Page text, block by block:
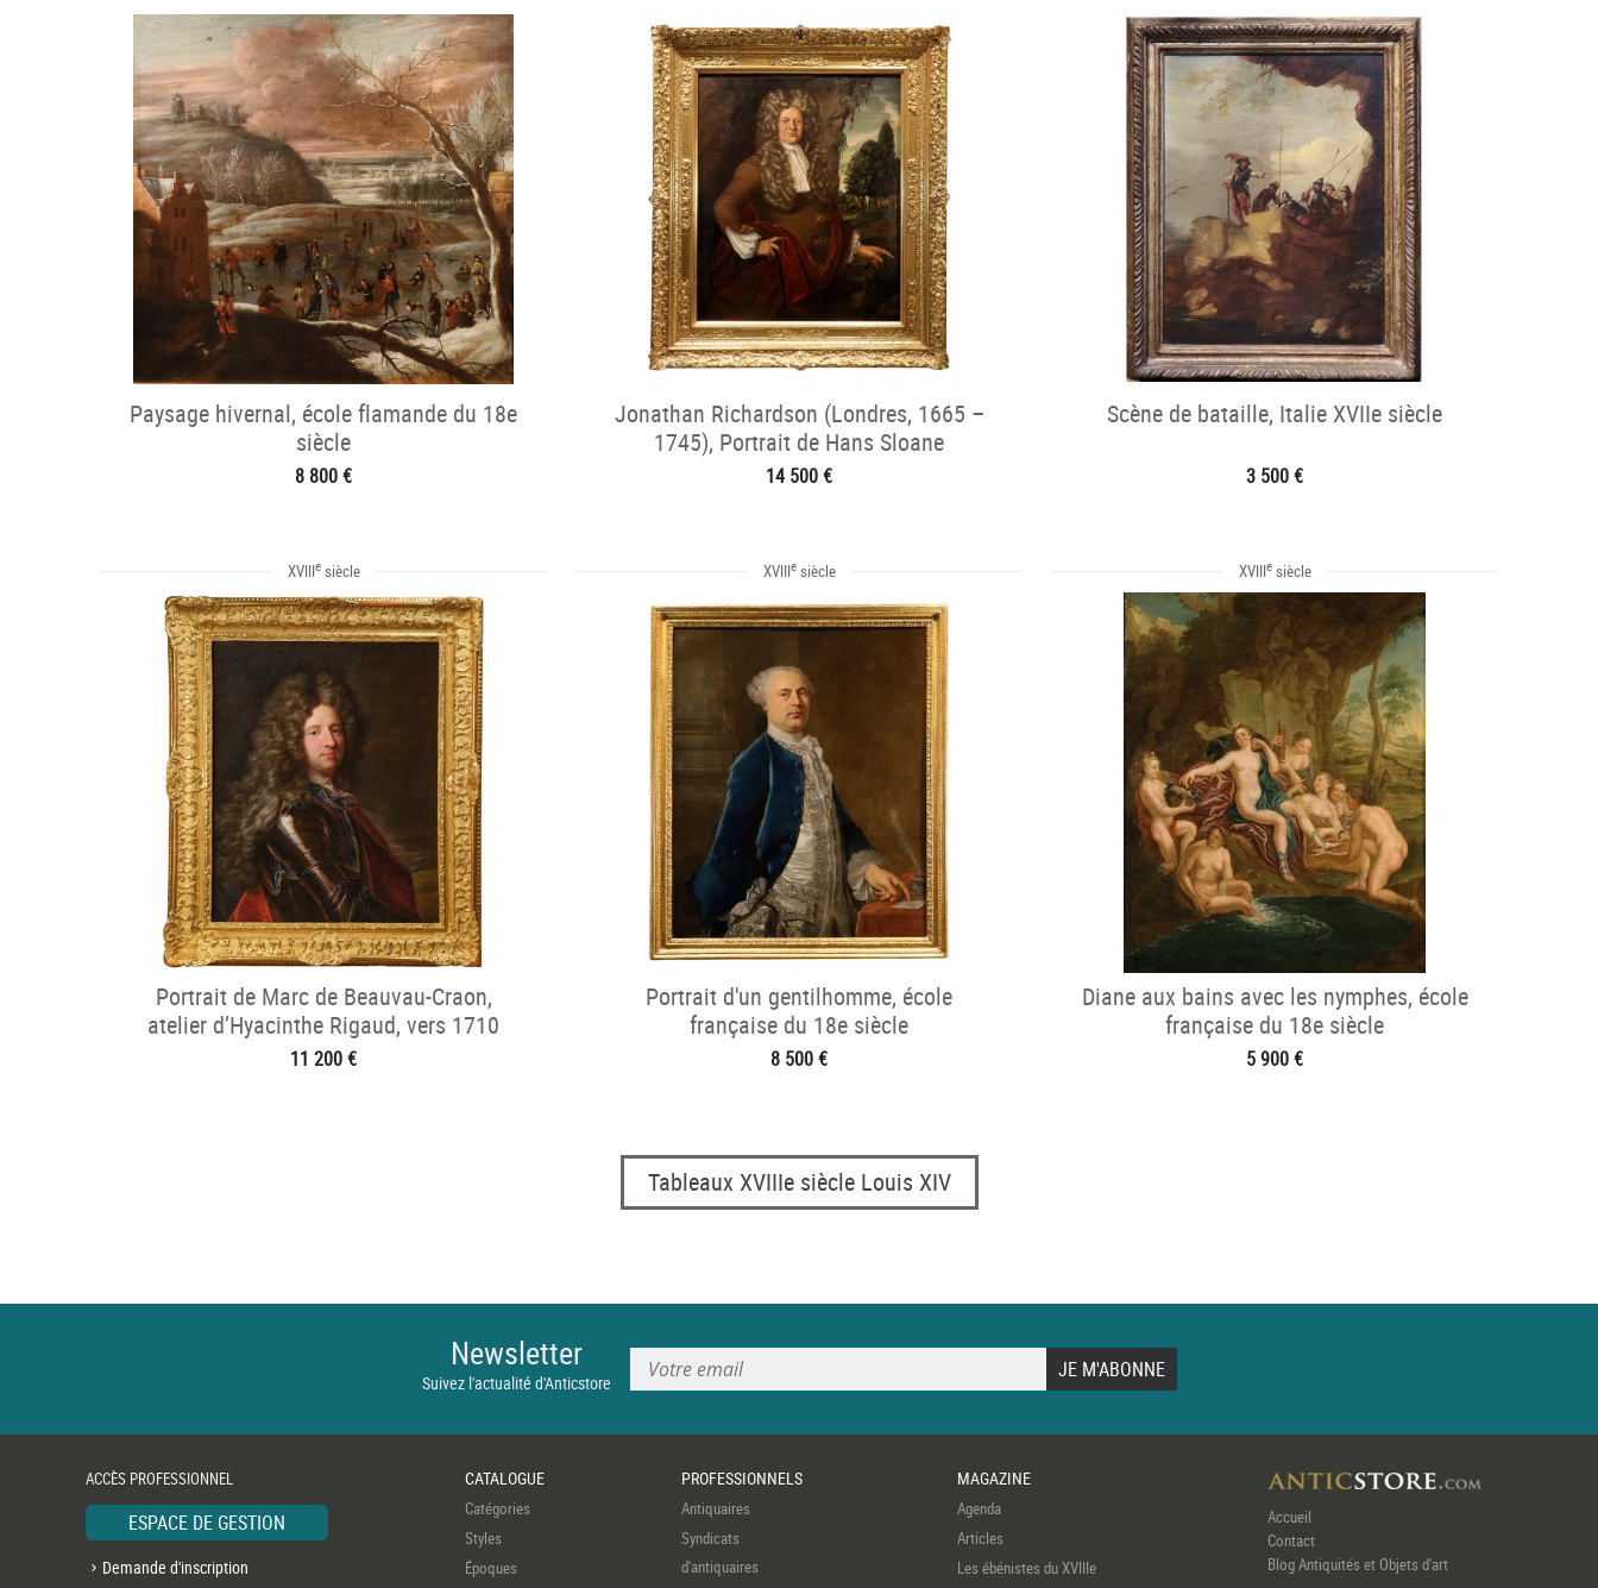
Paysage hivernal, école flamande du 18e
siècle
8 800 €
Jonathan Richardson (Londres, 1665 –
1745), Portrait de Hans Sloane
14 500 €
Scène de bataille, Italie XVIIe siècle
3 500 €
XVIIIesiècle
Portrait de Marc de Beauvau-Craon,
atelier d’Hyacinthe Rigaud, vers 1710
11 200 €
XVIIIesiècle
Portrait d'un gentilhomme, école
française du 18e siècle
8 500 €
XVIIIesiècle
Diane aux bains avec les nymphes, école
française du 18e siècle
5 900 €
Tableaux XVIIIe siècle Louis XIV
Newsletter
Suivez l'actualité d'Anticstore
ACCÈS PROFESSIONNEL
ESPACE DE GESTION
Demande d'inscription
CATALOGUE
Catégories
Styles
Époques
PROFESSIONNELS
Antiquaires
Syndicats
d'antiquaires
MAGAZINE
Agenda
Articles
Les ébénistes du XVIIIe
Accueil
Contact
Blog Antiquités et Objets d'art